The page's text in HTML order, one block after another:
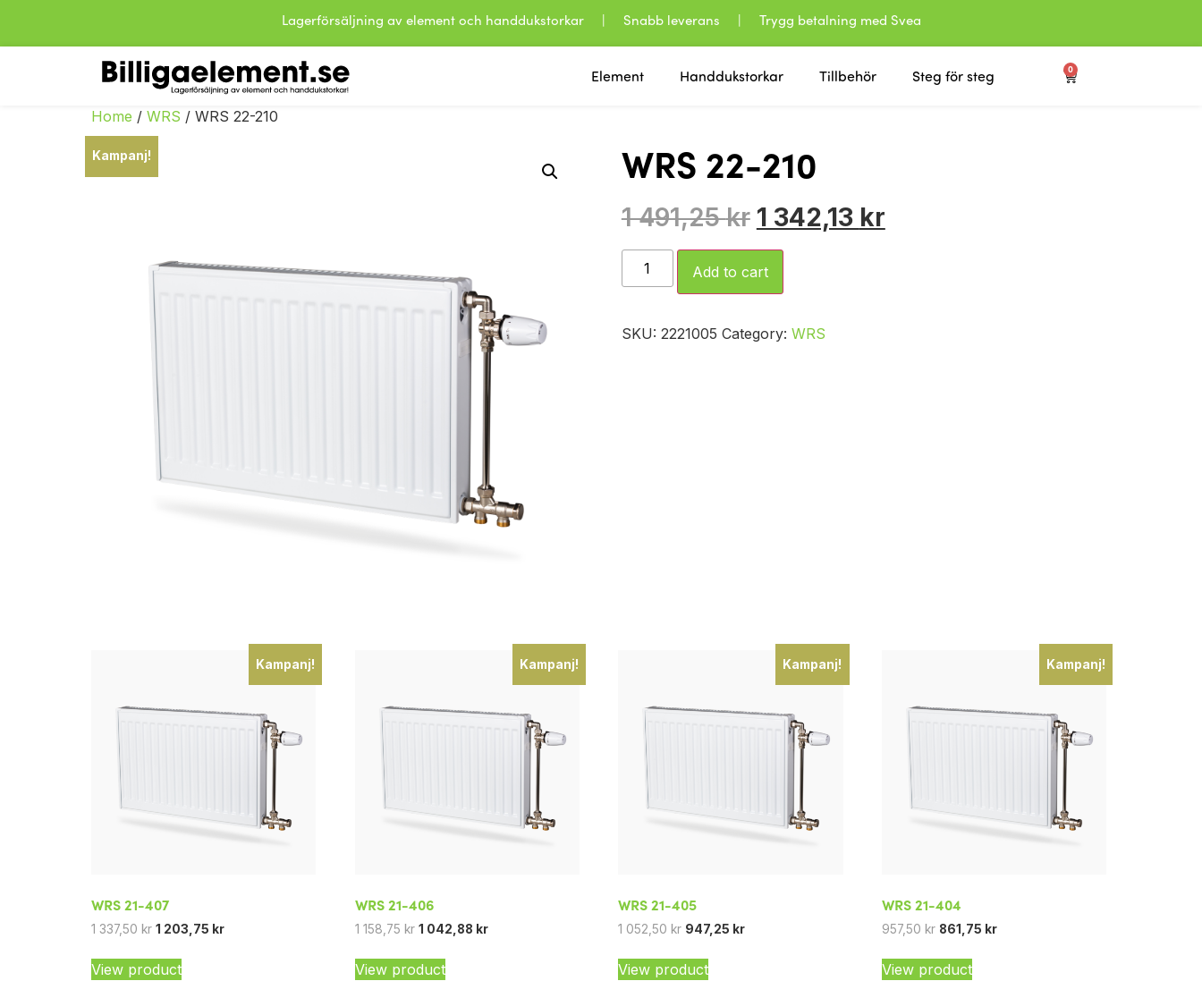
Lagerförsäljning av element och handdukstorkar | Snabb leverans | Trygg betalning med Svea
Element Handdukstorkar Tillbehör Steg för steg 0
Home / WRS / WRS 22-210
Kampanj! WRS 22-210
1 491,25kr 1 342,13 kr
Add to cart
SKU: 2221005 Category: WRS
Kampanj!
WRS 21-407
1 337,50 kr 1 203,75 kr
View product
Kampanj!
WRS 21-406
1 158,75 kr 1 042,88 kr
View product
Kampanj!
WRS 21-405
1 052,50 kr 947,25 kr
View product
Kampanj!
WRS 21-404
957,50 kr 861,75 kr
View product